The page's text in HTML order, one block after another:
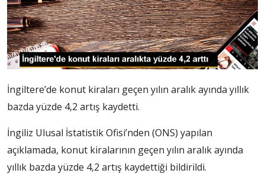
İngiltere’de konut kiraları geçen yılın aralık ayında yıllık
bazda yüzde 4,2 artış kaydetti.
İngiliz Ulusal İstatistik Ofisi’nden (ONS) yapılan
açıklamada, konut kiralarının geçen yılın aralık ayında
yıllık bazda yüzde 4,2 artış kaydettiği bildirildi.